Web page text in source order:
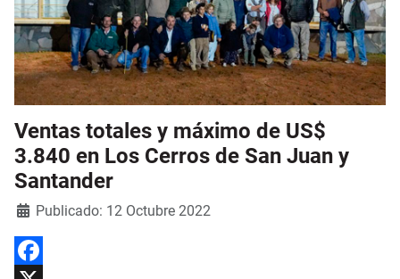
Ventas totales y máximo de US$
3.840 en Los Cerros de San Juan y
Santander
Detalles
Publicado: 12 Octubre 2022